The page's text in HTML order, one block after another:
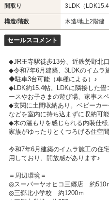
間取り 3LDK（
構造/階数 木造/地上2階建
セールスコメント
◆JR王寺駅徒歩13分、近鉄勢野北
◆令和7年6月建築、3LDKのイムラ
◆駐車3台可能（車種による）♪
◆LDK約15.4帖。LDKに隣接した
ースやお子さまの遊び場、家事ス
◆玄関に土間収納あり。ベビーカ
などを室内に持ち込まずに収納可
◆木の温もりを感じられる内装仕様
家族がゆったりとくつろげる住空
令和7年6月建築のイムラ施工の住
用しており、開放感があります♪
＝周辺環境＝
◎スーパーヤオヒコ三郷店 約510
◎三郷北小学校 約1200ｍ